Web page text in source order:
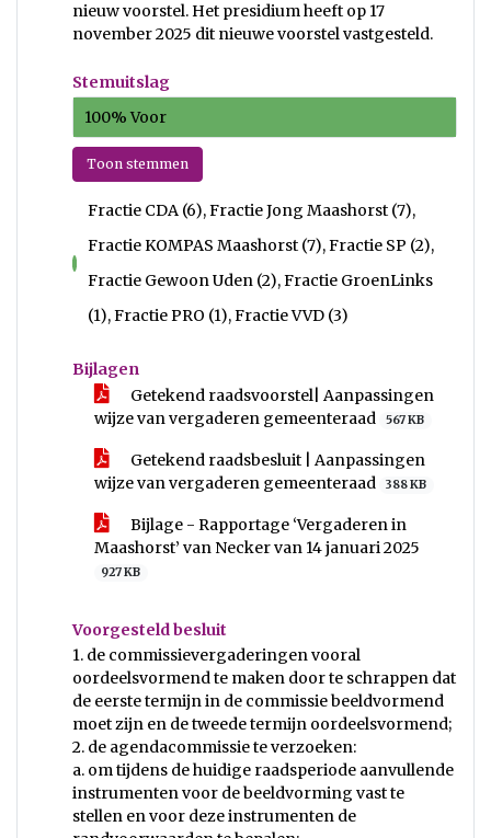
nieuw voorstel. Het presidium heeft op 17
november 2025 dit nieuwe voorstel vastgesteld.
Stemuitslag
100% Voor
Toon stemmen
voor
Fractie CDA (6), Fractie Jong Maashorst (7),
Fractie KOMPAS Maashorst (7), Fractie SP (2),
Fractie Gewoon Uden (2), Fractie GroenLinks
(1), Fractie PRO (1), Fractie VVD (3)
Bijlagen
Getekend raadsvoorstel| Aanpassingen
wijze van vergaderen gemeenteraad
567 KB
Getekend raadsbesluit | Aanpassingen
wijze van vergaderen gemeenteraad
388 KB
Bijlage - Rapportage ‘Vergaderen in
Maashorst’ van Necker van 14 januari 2025
927 KB
Voorgesteld besluit
1. de commissievergaderingen vooral
oordeelsvormend te maken door te schrappen dat
de eerste termijn in de commissie beeldvormend
moet zijn en de tweede termijn oordeelsvormend;
2. de agendacommissie te verzoeken:
a. om tijdens de huidige raadsperiode aanvullende
instrumenten voor de beeldvorming vast te
stellen en voor deze instrumenten de